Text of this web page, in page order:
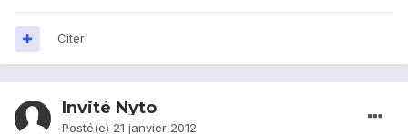
Citer
Invité Nyto
Posté(e) 21 janvier 2012